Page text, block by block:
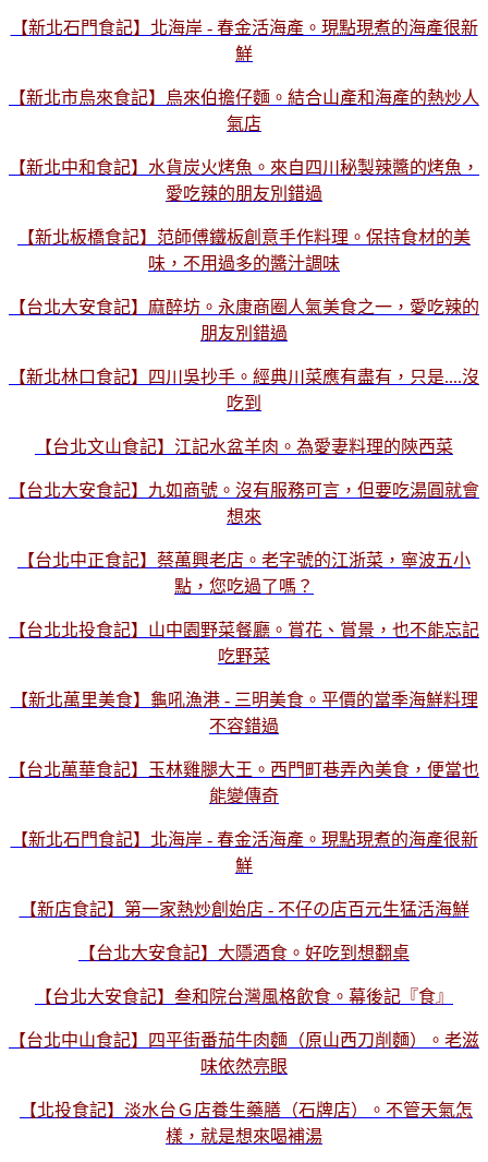
【新北石門食記】北海岸 - 春金活海產。現點現煮的海產很新
鮮
【新北市烏來食記】烏來伯擔仔麵。結合山產和海產的熱炒人
氣店
【新北中和食記】水貨炭火烤魚。來自四川秘製辣醬的烤魚，
愛吃辣的朋友別錯過
【新北板橋食記】范師傅鐵板創意手作料理。保持食材的美
味，不用過多的醬汁調味
【台北大安食記】麻醉坊。永康商圈人氣美食之一，愛吃辣的
朋友別錯過
【新北林口食記】四川吳抄手。經典川菜應有盡有，只是....沒
吃到
【台北文山食記】江記水盆羊肉。為愛妻料理的陝西菜
【台北大安食記】九如商號。沒有服務可言，但要吃湯圓就會
想來
【台北中正食記】蔡萬興老店。老字號的江浙菜，寧波五小
點，您吃過了嗎？
【台北北投食記】山中園野菜餐廳。賞花、賞景，也不能忘記
吃野菜
【新北萬里美食】龜吼漁港 - 三明美食。平價的當季海鮮料理
不容錯過
【台北萬華食記】玉林雞腿大王。西門町巷弄內美食，便當也
能變傳奇
【新北石門食記】北海岸 - 春金活海產。現點現煮的海產很新
鮮
【新店食記】第一家熱炒創始店 - 不仔の店百元生猛活海鮮
【台北大安食記】大隱酒食。好吃到想翻桌
【台北大安食記】叁和院台灣風格飲食。幕後記『食』
【台北中山食記】四平街番茄牛肉麵（原山西刀削麵）。老滋
味依然亮眼
【北投食記】淡水台Ｇ店養生藥膳（石牌店）。不管天氣怎
樣，就是想來喝補湯